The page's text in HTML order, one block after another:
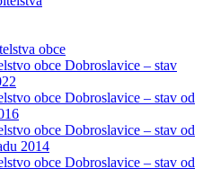
obce
obce Dobroslavice – stav
obce Dobroslavice – stav od
obce Dobroslavice – stav od
2014
obce Dobroslavice – stav od